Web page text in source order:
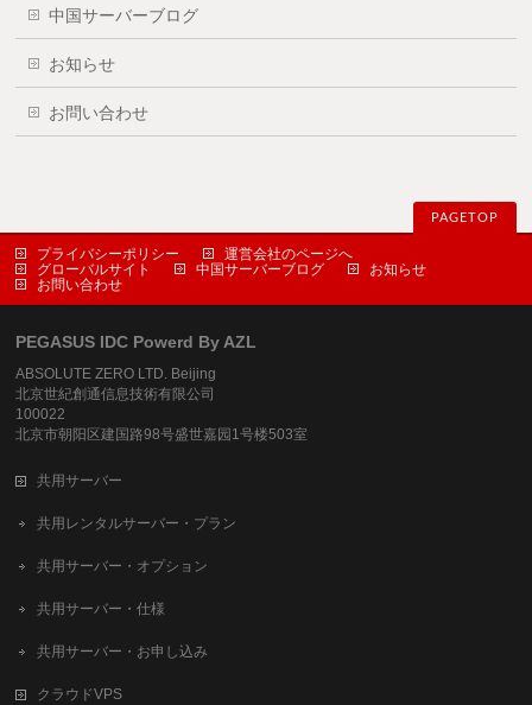
中国サーバーブログ
お知らせ
お問い合わせ
PAGETOP
プライバシーポリシー
運営会社のページへ
グローバルサイト
中国サーバーブログ
お知らせ
お問い合わせ
PEGASUS IDC Powerd By AZL
ABSOLUTE ZERO LTD. Beijing
北京世紀創通信息技術有限公司
100022
北京市朝阳区建国路98号盛世嘉园1号楼503室
共用サーバー
共用レンタルサーバー・プラン
共用サーバー・オプション
共用サーバー・仕様
共用サーバー・お申し込み
クラウドVPS